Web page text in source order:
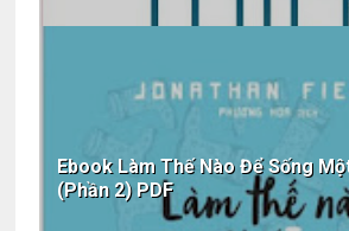
Ebook Làm Thế Nào Để Sống
(Phần 2) PDF